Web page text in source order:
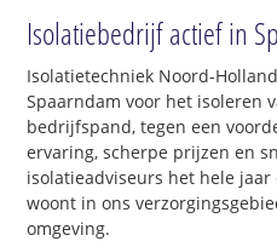
Isolatiebedrijf actief in
Isolatietechniek Noord-
Spaarndam voor het isoleren
bedrijfspand, tegen een
ervaring, scherpe prijzen en
isolatieadviseurs het hele
woont in ons
omgeving.